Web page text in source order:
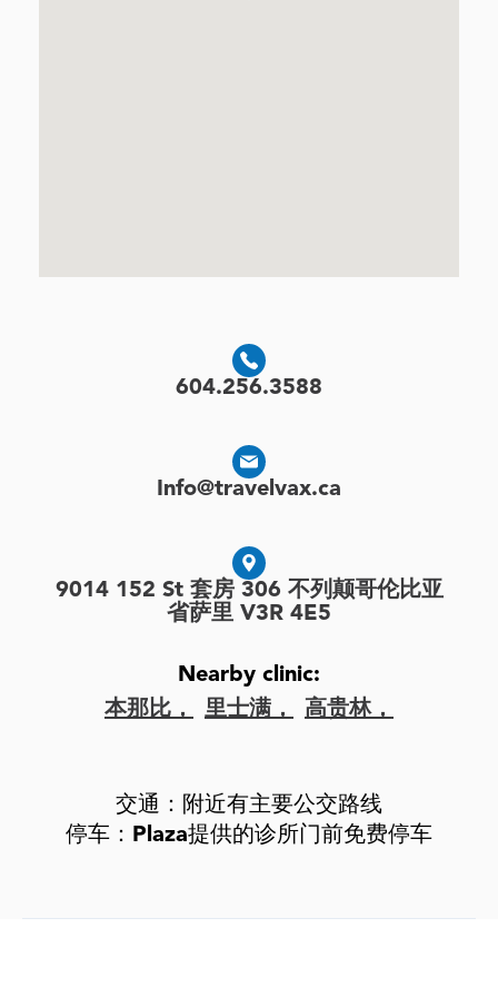
604.256.3588
Info@travelvax.ca
9014 152 St 套房 306 不列颠哥伦比亚
省萨里 V3R 4E5
Nearby clinic:
本那比，
里士满， 高贵林，
交通：附近有主要公交路线
停车：Plaza提供的诊所门前免费停车